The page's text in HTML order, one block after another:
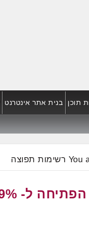
תוכן בנית אתר אינטרנט
You